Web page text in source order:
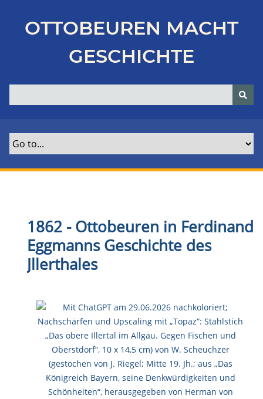
p
OTTOBEUREN MACHT
GESCHICHTE
1862 - Ottobeuren in Ferdinand
Eggmanns Geschichte des
Jllerthales